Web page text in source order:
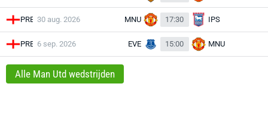
PRE 30 aug. 2026 MNU 17:30 IPS
PRE 6 sep. 2026 EVE 15:00 MNU
Alle Man Utd wedstrijden